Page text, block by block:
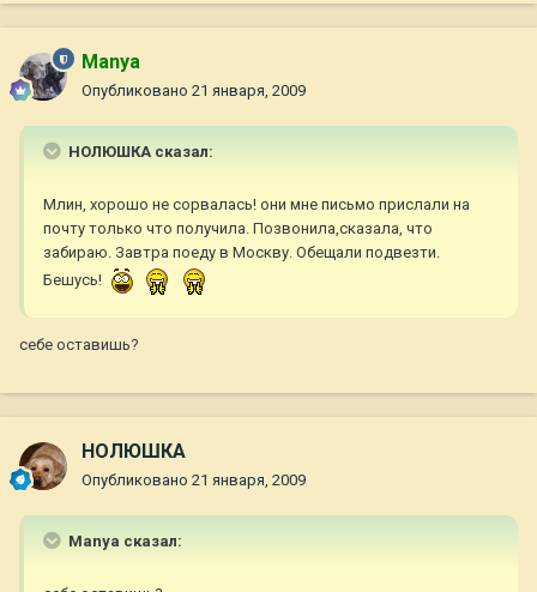
Manya
Опубликовано 21 января, 2009
НОЛЮШКА сказал:
Млин, хорошо не сорвалась! они мне письмо прислали на
почту только что получила. Позвонила,сказала, что
забираю. Завтра поеду в Москву. Обещали подвезти.
Бешусь!
себе оставишь?
НОЛЮШКА
Опубликовано 21 января, 2009
Manya сказал: